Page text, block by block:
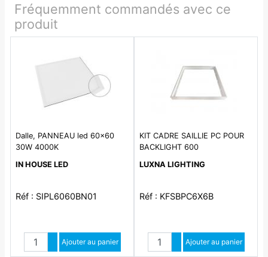
Fréquemment commandés avec ce
produit
Dalle, PANNEAU led 60x60
30W 4000K
IN HOUSE LED
Réf : SIPL6060BN01
Quantité
Augmenter quantité
Diminuer quantité
Ajouter au panier
KIT CADRE SAILLIE PC POUR
BACKLIGHT 600
LUXNA LIGHTING
Réf : KFSBPC6X6B
Quantité
Augmenter quantité
Diminuer quantité
Ajouter au panier